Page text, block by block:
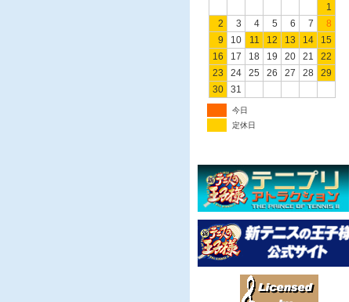
1
2
3 4 5 6 7
8
9
10 11 12 13 14
15
16
17 18 19 20 21
22
23
24 25 26 27 28
29
30
31
今日
定休日